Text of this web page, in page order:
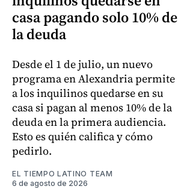
casa pagando solo 10% de
la deuda
Desde el 1 de julio, un nuevo
programa en Alexandria permite
a los inquilinos quedarse en su
casa si pagan al menos 10% de la
deuda en la primera audiencia.
Esto es quién califica y cómo
pedirlo.
EL TIEMPO LATINO TEAM
6 de agosto de 2026